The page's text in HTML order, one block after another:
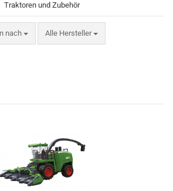
Traktoren und Zubehör
nach
nach Alle Hersteller